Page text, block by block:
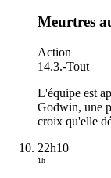
Meurtres
Action
14.3.-Tout
L'équipe est
Godwin, une
croix qu'elle
22h10
1h